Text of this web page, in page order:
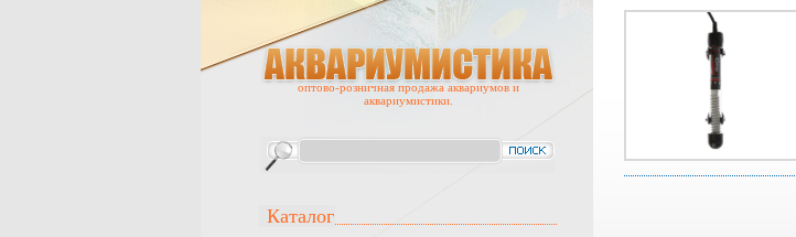
оптово-розничная продажа аквариумов и
аквариумистики.
Каталог